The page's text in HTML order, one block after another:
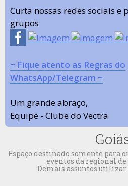
Curta nossas redes sociais e
grupos
~ Fique atento as Regras do
WhatsApp/Telegram ~
Um grande abraço,
Equipe - Clube do Vectra
Espaço destinado somente para
eventos da regional de
Demais assuntos utilizar